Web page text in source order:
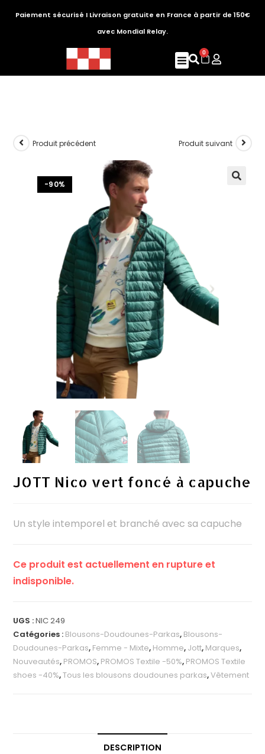
Paiement sécurisé I Livraison gratuite en France à partir de 150€
avec Mondial Relay.
0
-90%
Produit précédent Produit suivant
JOTT Nico vert foncé à capuche
Un style intemporel et branché avec sa capuche
Ce produit est actuellement en rupture et
indisponible.
UGS :NIC 249
Catégories : Blousons-Doudounes-Parkas, Blousons-
Doudounes-Parkas, Femme - Mixte, Homme, Jott, Marques,
Nouveautés, PROMOS, PROMOS Textile -50%, PROMOS Textile
shoes -40%,Tous les blousons doudounes parkas,Vêtement
DESCRIPTION